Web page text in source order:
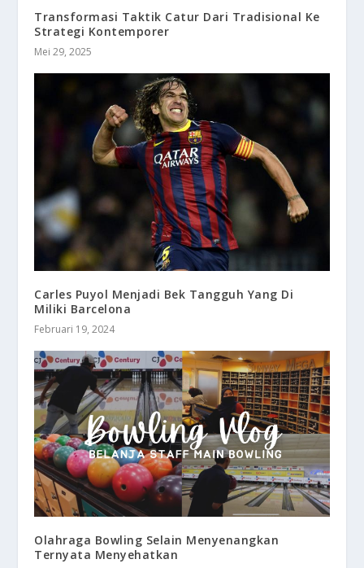
Transformasi Taktik Catur Dari Tradisional Ke
Strategi Kontemporer
Mei 29, 2025
Carles Puyol Menjadi Bek Tangguh Yang Di
Miliki Barcelona
Februari 19, 2024
Olahraga Bowling Selain Menyenangkan
Ternyata Menyehatkan